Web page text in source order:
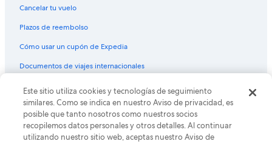
Cancelar tu vuelo
Plazos de reembolso
Cómo usar un cupón de Expedia
Documentos de viajes internacionales
© 2026 Expedia, Inc., una empresa de Expedia Group. Todos los
derechos reservados. Expedia y el logo de Expedia son marcas
registradas o marcas comerciales de Expedia, Inc. CST# 2029030-50.
Este sitio utiliza cookies y tecnologías de seguimiento
similares. Como se indica en nuestro Aviso de privacidad, es
posible que tanto nosotros como nuestros socios
recopilemos datos personales y otros detalles. Al continuar
utilizando nuestro sitio web, aceptas nuestro Aviso de